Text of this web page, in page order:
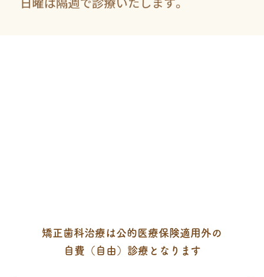
矯正歯科治療は公的医療保険適用外の
自費（自由）診療となります